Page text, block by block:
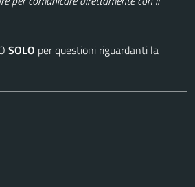
SOLO per questioni riguardanti la